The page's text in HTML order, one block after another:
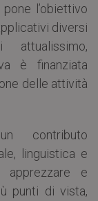
l’obiettivo
diversi
è finanziata
delle attività
contributo
linguistica e
apprezzare e
punti di vista,